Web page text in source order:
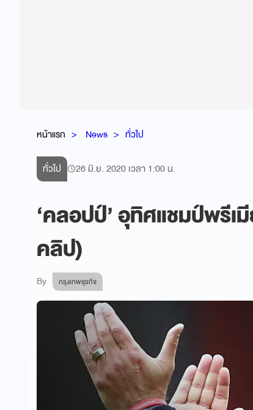
หน้าแรก News ทั่วไป
ทั่วไป 26 มิ.ย. 2020 เวลา 1:00 น.
‘คลอปป์’ อุทิศแชมป์พรีเ
คลิป)
By กรุงเทพธุรกิจ